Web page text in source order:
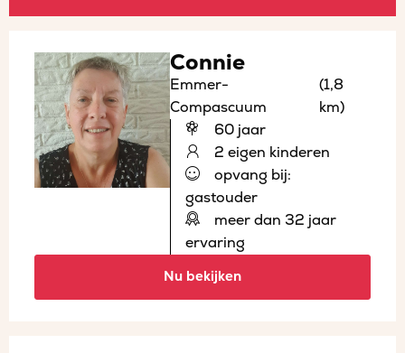
Connie
Emmer-
Compascuum
(1,8
km)
60 jaar
2 eigen kinderen
opvang bij:
gastouder
meer dan 32 jaar
ervaring
Nu bekijken